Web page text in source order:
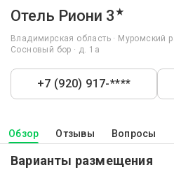
Отель Риони 3★
Владимирская область · Муромский
Сосновый бор · д. 1а
+7 (920) 917-****
Обзор Отзывы Вопросы
Варианты размещения